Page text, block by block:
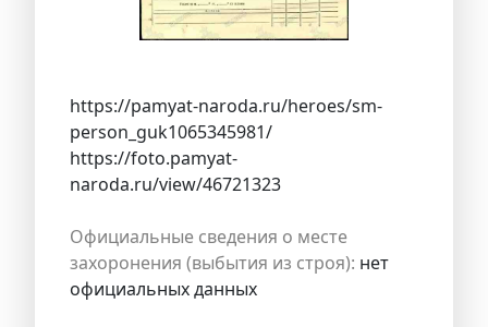
https://pamyat-naroda.ru/heroes/sm-
person_guk1065345981/
https://foto.pamyat-
naroda.ru/view/46721323
Официальные сведения о месте
захоронения (выбытия из строя): нет
официальных данных